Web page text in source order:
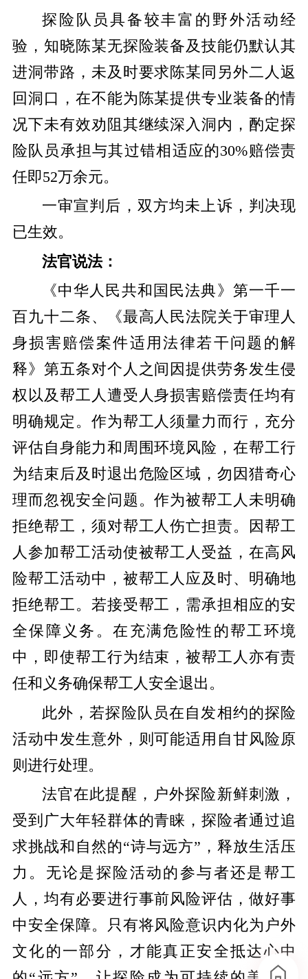
探险队员具备较丰富的野外活动经
验，知晓陈某无探险装备及技能仍默认其
进洞带路，未及时要求陈某同另外二人返
回洞口，在不能为陈某提供专业装备的情
况下未有效劝阻其继续深入洞内，酌定探
险队员承担与其过错相适应的30%赔偿责
任即52万余元。
一审宣判后，双方均未上诉，判决现
已生效。
法官说法：
《中华人民共和国民法典》第一千一
百九十二条、《最高人民法院关于审理人
身损害赔偿案件适用法律若干问题的解
释》第五条对个人之间因提供劳务发生侵
权以及帮工人遭受人身损害赔偿责任均有
明确规定。作为帮工人须量力而行，充分
评估自身能力和周围环境风险，在帮工行
为结束后及时退出危险区域，勿因猎奇心
理而忽视安全问题。作为被帮工人未明确
拒绝帮工，须对帮工人伤亡担责。因帮工
人参加帮工活动使被帮工人受益，在高风
险帮工活动中，被帮工人应及时、明确地
拒绝帮工。若接受帮工，需承担相应的安
全保障义务。在充满危险性的帮工环境
中，即使帮工行为结束，被帮工人亦有责
任和义务确保帮工人安全退出。
此外，若探险队员在自发相约的探险
活动中发生意外，则可能适用自甘风险原
则进行处理。
法官在此提醒，户外探险新鲜刺激，
受到广大年轻群体的青睐，探险者通过追
求挑战和自然的“诗与远方”，释放生活压
力。无论是探险活动的参与者还是帮工
人，均有必要进行事前风险评估，做好事
中安全保障。只有将风险意识内化为户外
文化的一部分，才能真正安全抵达心中